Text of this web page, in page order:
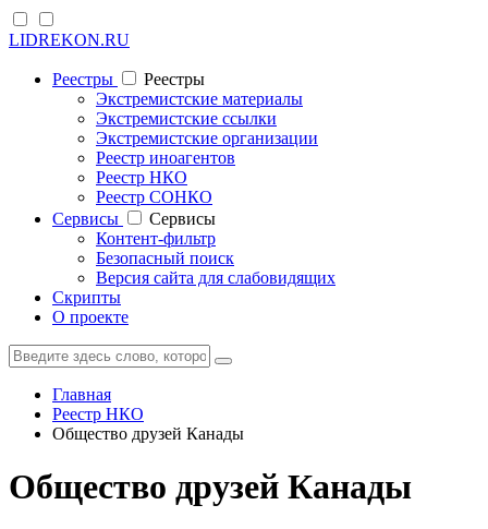
LIDREKON.RU
Реестры
Реестры
Экстремистские материалы
Экстремистские ссылки
Экстремистские организации
Реестр иноагентов
Реестр НКО
Реестр СОНКО
Cервисы
Cервисы
Контент-фильтр
Безопасный поиск
Версия сайта для слабовидящих
Скрипты
О проекте
Главная
Реестр НКО
Общество друзей Канады
Общество друзей Канады